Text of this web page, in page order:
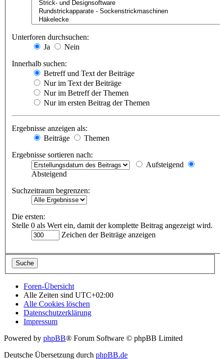
Unterforen durchsuchen:
Ja
Nein
Innerhalb suchen:
Betreff und Text der Beiträge
Nur im Text der Beiträge
Nur im Betreff der Themen
Nur im ersten Beitrag der Themen
Ergebnisse anzeigen als:
Beiträge
Themen
Ergebnisse sortieren nach:
Aufsteigend
Absteigend
Suchzeitraum begrenzen:
Die ersten:
Stelle 0 als Wert ein, damit der komplette Beitrag angezeigt wird.
Zeichen der Beiträge anzeigen
Foren-Übersicht
Alle Zeiten sind UTC+02:00
Alle Cookies löschen
Datenschutzerklärung
Impressum
Powered by phpBB® Forum Software © phpBB Limited
Deutsche Übersetzung durch phpBB.de